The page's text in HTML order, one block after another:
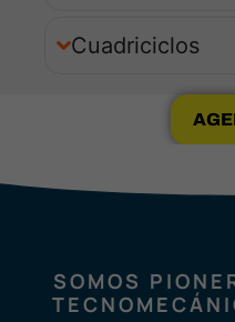
Cuadriciclos
SOMOS